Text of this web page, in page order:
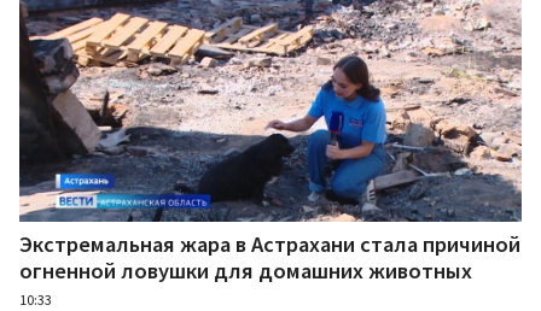
Экстремальная жара в Астрахани стала причиной
огненной ловушки для домашних животных
10:33